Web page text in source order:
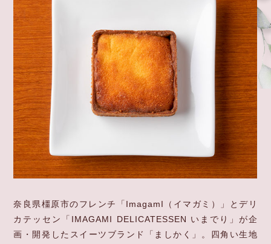
奈良県橿原市のフレンチ「ImagamI（イマガミ）」とデリ
カテッセン「IMAGAMI DELICATESSEN いまでり」が企
画・開発したスイーツブランド「ましかく」。 四角い生地